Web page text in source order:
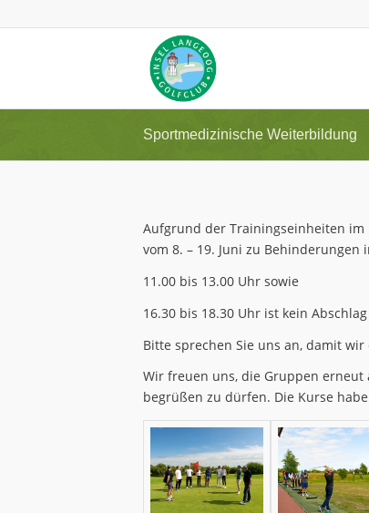
Sportmedizinische Weiterbildung
Aufgrund der Trainingseinheiten im
vom 8. – 19. Juni zu
11.00 bis 13.00 Uhr sowie
16.30 bis 18.30 Uhr ist kein
Bitte sprechen Sie uns an, damit
Wir freuen uns, die Gruppen
begrüßen zu dürfen. Die Kurse